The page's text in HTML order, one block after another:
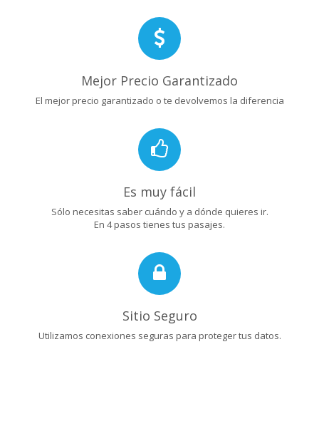
Mejor Precio Garantizado
El mejor precio garantizado o te devolvemos la diferencia
Es muy fácil
Sólo necesitas saber cuándo y a dónde quieres ir.
En 4 pasos tienes tus pasajes.
Sitio Seguro
Utilizamos conexiones seguras para proteger tus datos.